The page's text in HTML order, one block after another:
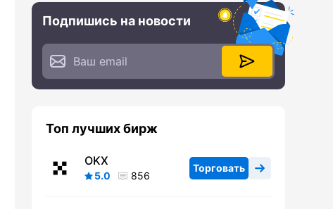
Подпишись на новости
Топ лучших бирж
OKX
5.0 856
Торговать